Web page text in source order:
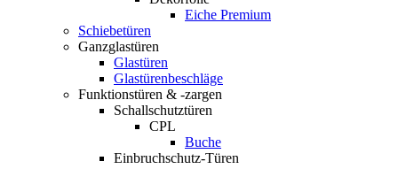
Eiche Premium
Schiebetüren
Ganzglastüren
Glastüren
Glastürenbeschläge
Funktionstüren & -zargen
Schallschutztüren
CPL
Buche
Einbruchschutz-Türen